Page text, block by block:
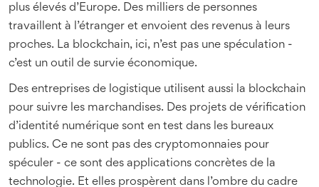
plus élevés d’Europe. Des milliers de personnes
travaillent à l’étranger et envoient des revenus à leurs
proches. La blockchain, ici, n’est pas une spéculation -
c’est un outil de survie économique.
Des entreprises de logistique utilisent aussi la blockchain
pour suivre les marchandises. Des projets de vérification
d’identité numérique sont en test dans les bureaux
publics. Ce ne sont pas des cryptomonnaies pour
spéculer - ce sont des applications concrètes de la
technologie. Et elles prospèrent dans l’ombre du cadre